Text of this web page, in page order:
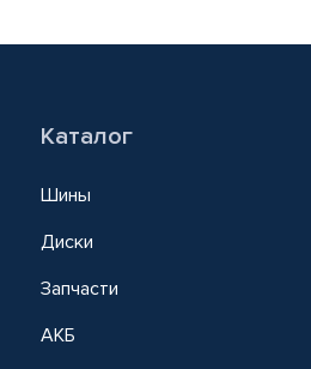
Каталог
Шины
Диски
Запчасти
АКБ